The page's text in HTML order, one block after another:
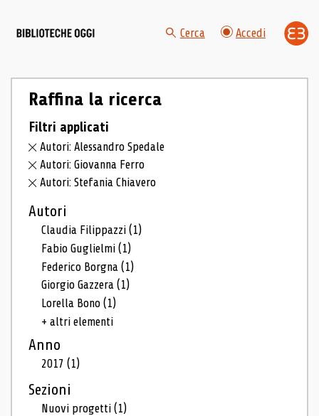
Cerca Accedi
Raffina la ricerca
Filtri applicati
Autori: Alessandro Spedale
Autori: Giovanna Ferro
Autori: Stefania Chiavero
Autori
Claudia Filippazzi(1)
Fabio Guglielmi(1)
Federico Borgna(1)
Giorgio Gazzera(1)
Lorella Bono(1)
+ altri elementi
Anno
2017(1)
Sezioni
Nuovi progetti(1)